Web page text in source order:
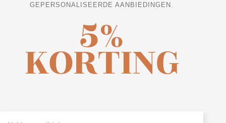
GEPERSONALISEERDE AANBIEDINGEN.
5%
KORTING